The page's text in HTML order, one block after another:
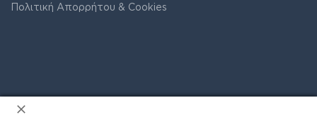
Πολιτική Απορρήτου & Cookies